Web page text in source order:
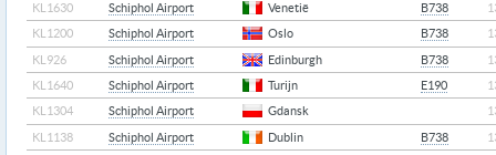
KL1630
Schiphol Airport Venetië B738
KL1200
Schiphol Airport Oslo B738
KL926
Schiphol Airport Edinburgh B738
KL1640
Schiphol Airport Turijn E190
KL1304
Schiphol Airport Gdansk
KL1138
Schiphol Airport Dublin B738